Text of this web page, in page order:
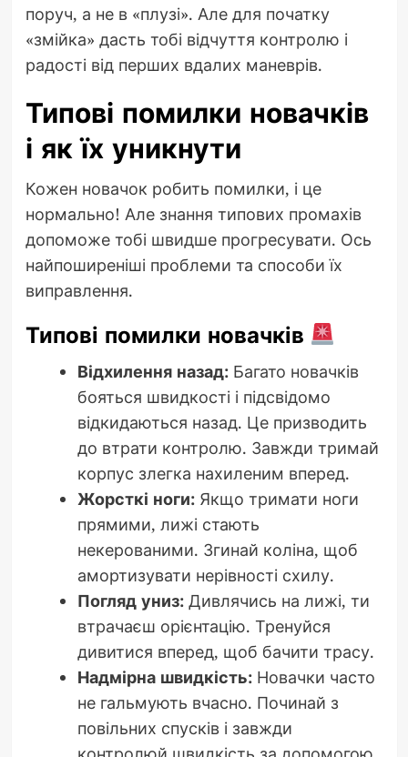
поруч, а не в «плузі». Але для початку
«змійка» дасть тобі відчуття контролю і
радості від перших вдалих маневрів.
Типові помилки новачків
і як їх уникнути
Кожен новачок робить помилки, і це
нормально! Але знання типових промахів
допоможе тобі швидше прогресувати. Ось
найпоширеніші проблеми та способи їх
виправлення.
Типові помилки новачків
Відхилення назад:Багато новачків
бояться швидкості і підсвідомо
відкидаються назад. Це призводить
до втрати контролю. Завжди тримай
корпус злегка нахиленим вперед.
Жорсткі ноги:Якщо тримати ноги
прямими, лижі стають
некерованими. Згинай коліна, щоб
амортизувати нерівності схилу.
Погляд униз:Дивлячись на лижі, ти
втрачаєш орієнтацію. Тренуйся
дивитися вперед, щоб бачити трасу.
Надмірна швидкість:Новачки часто
не гальмують вчасно. Починай з
повільних спусків і завжди